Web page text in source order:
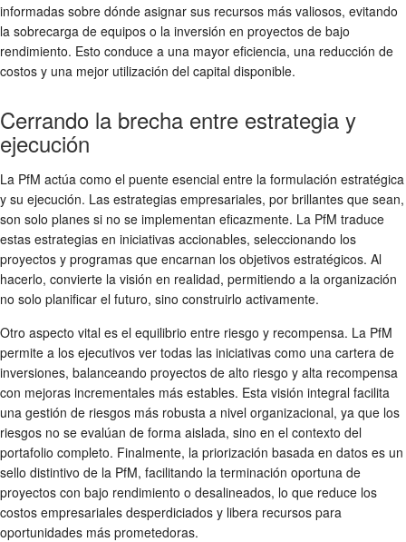
informadas sobre dónde asignar sus recursos más valiosos, evitando
la sobrecarga de equipos o la inversión en proyectos de bajo
rendimiento. Esto conduce a una mayor eficiencia, una reducción de
costos y una mejor utilización del capital disponible.
Cerrando la brecha entre estrategia y
ejecución
La PfM actúa como el puente esencial entre la formulación estratégica
y su ejecución. Las estrategias empresariales, por brillantes que sean,
son solo planes si no se implementan eficazmente. La PfM traduce
estas estrategias en iniciativas accionables, seleccionando los
proyectos y programas que encarnan los objetivos estratégicos. Al
hacerlo, convierte la visión en realidad, permitiendo a la organización
no solo planificar el futuro, sino construirlo activamente.
Otro aspecto vital es el equilibrio entre riesgo y recompensa. La PfM
permite a los ejecutivos ver todas las iniciativas como una cartera de
inversiones, balanceando proyectos de alto riesgo y alta recompensa
con mejoras incrementales más estables. Esta visión integral facilita
una gestión de riesgos más robusta a nivel organizacional, ya que los
riesgos no se evalúan de forma aislada, sino en el contexto del
portafolio completo. Finalmente, la priorización basada en datos es un
sello distintivo de la PfM, facilitando la terminación oportuna de
proyectos con bajo rendimiento o desalineados, lo que reduce los
costos empresariales desperdiciados y libera recursos para
oportunidades más prometedoras.